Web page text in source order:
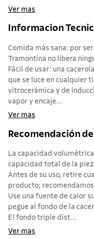
Ver mas
Informacion
Comida más sana: por
Tramontina no libera
Fácil de usar: una
que se luce en cualquier
vitrocerámica y de
vapor y encaje...
Ver mas
Recomendación
La capacidad
capacidad total de la
Antes de su uso, retire
producto;
Use una fuente de calor
pegue al fondo de la
El fondo triple dist...
Ver mas